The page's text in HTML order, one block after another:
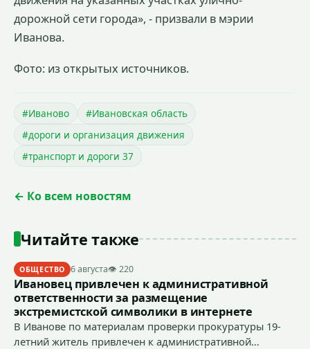
дорожной сети города», - призвали в мэрии
Иванова.
Фото: из открытых источников.
#Иваново
#Ивановская область
#дороги и организация движения
#транспорт и дороги 37
← Ко всем новостям
Читайте также
ОБЩЕСТВО 6 августа👁 220
Ивановец привлечен к административной
ответственности за размещение
экстремистской символики в интернете
В Иванове по материалам проверки прокуратуры 19-
летний житель привлечен к административной